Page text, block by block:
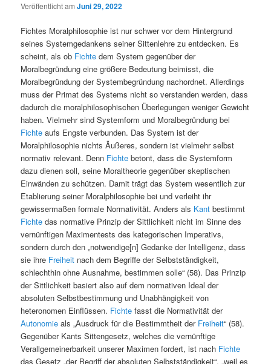
Veröffentlicht amJuni 29, 2022
Fichtes Moralphilosophie ist nur schwer vor dem Hintergrund
seines Systemgedankens seiner Sittenlehre zu entdecken. Es
scheint, als ob Fichte dem System gegenüber der
Moralbegründung eine größere Bedeutung beimisst, die
Moralbegründung der Systembegründung nachordnet. Allerdings
muss der Primat des Systems nicht so verstanden werden, dass
dadurch die moralphilosophischen Überlegungen weniger Gewicht
haben. Vielmehr sind Systemform und Moralbegründung bei
Fichte aufs Engste verbunden. Das System ist der
Moralphilosophie nichts Äußeres, sondern ist vielmehr selbst
normativ relevant. Denn Fichte betont, dass die Systemform
dazu dienen soll, seine Moraltheorie gegenüber skeptischen
Einwänden zu schützen. Damit trägt das System wesentlich zur
Etablierung seiner Moralphilosophie bei und verleiht ihr
gewissermaßen formale Normativität. Anders als Kant bestimmt
Fichte das normative Prinzip der Sittlichkeit nicht im Sinne des
vernünftigen Maximentests des kategorischen Imperativs,
sondern durch den „notwendige[n] Gedanke der Intelligenz, dass
sie ihre Freiheit nach dem Begriffe der Selbstständigkeit,
schlechthin ohne Ausnahme, bestimmen solle“ (58). Das Prinzip
der Sittlichkeit basiert also auf dem normativen Ideal der
absoluten Selbstbestimmung und Unabhängigkeit von
heteronomen Einflüssen. Fichte fasst die Normativität der
Autonomie als „Ausdruck für die Bestimmtheit der Freiheit“ (58).
Gegenüber Kants Sittengesetz, welches die vernünftige
Verallgemeinerbarkeit unserer Maximen fordert, ist nach Fichte
das Gesetz „der Begriff der absoluten Selbstständigkeit“, „weil es